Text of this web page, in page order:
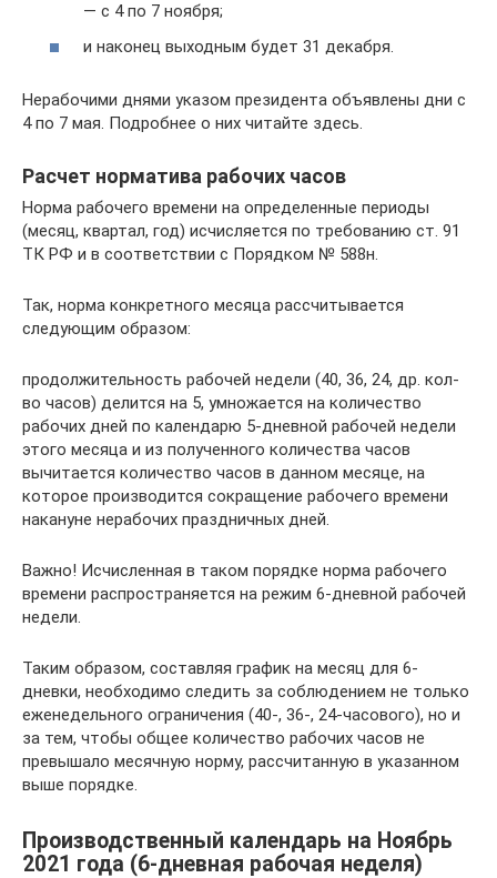
— с 4 по 7 ноября;
и наконец выходным будет 31 декабря.
Нерабочими днями указом президента объявлены дни с
4 по 7 мая. Подробнее о них читайте здесь.
Расчет норматива рабочих часов
Норма рабочего времени на определенные периоды
(месяц, квартал, год) исчисляется по требованию ст. 91
ТК РФ и в соответствии с Порядком № 588н.
Так, норма конкретного месяца рассчитывается
следующим образом:
продолжительность рабочей недели (40, 36, 24, др. кол-
во часов) делится на 5, умножается на количество
рабочих дней по календарю 5-дневной рабочей недели
этого месяца и из полученного количества часов
вычитается количество часов в данном месяце, на
которое производится сокращение рабочего времени
накануне нерабочих праздничных дней.
Важно! Исчисленная в таком порядке норма рабочего
времени распространяется на режим 6-дневной рабочей
недели.
Таким образом, составляя график на месяц для 6-
дневки, необходимо следить за соблюдением не только
еженедельного ограничения (40-, 36-, 24-часового), но и
за тем, чтобы общее количество рабочих часов не
превышало месячную норму, рассчитанную в указанном
выше порядке.
Производственный календарь на Ноябрь
2021 года (6-дневная рабочая неделя)